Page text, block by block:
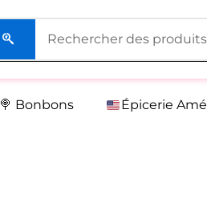
🍭 Bonbons Épicerie